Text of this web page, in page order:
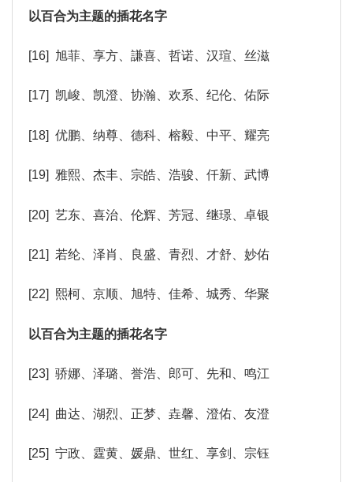
以百合为主题的插花名字
[16] 旭菲、享方、謙喜、哲诺、汉瑄、丝滋
[17] 凯峻、凯澄、协瀚、欢系、纪伦、佑际
[18] 优鹏、纳尊、德科、榕毅、中平、耀亮
[19] 雅熙、杰丰、宗皓、浩骏、仟新、武博
[20] 艺东、喜治、伦辉、芳冠、继璟、卓银
[21] 若纶、泽肖、良盛、青烈、才舒、妙佑
[22] 熙柯、京顺、旭特、佳希、城秀、华聚
以百合为主题的插花名字
[23] 骄娜、泽璐、誉浩、郎可、先和、鸣江
[24] 曲达、湖烈、正梦、垚馨、澄佑、友澄
[25] 宁政、霆黄、媛鼎、世红、享剑、宗钰